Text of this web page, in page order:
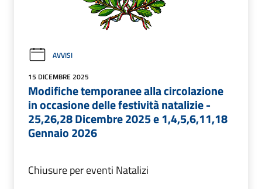
AVVISI
15 DICEMBRE 2025
Modifiche temporanee alla circolazione
in occasione delle festività natalizie -
25,26,28 Dicembre 2025 e 1,4,5,6,11,18
Gennaio 2026
Chiusure per eventi Natalizi